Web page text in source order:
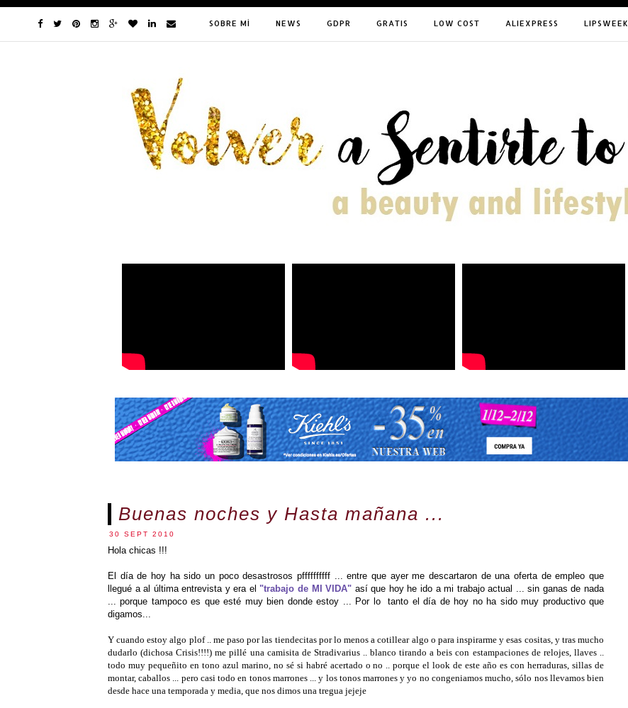
SOBRE MÍ NEWS GDPR GRATIS LOW COST ALIEXPRESS LIPSWEEK
Buenas noches y Hasta mañana ...
30 SEPT 2010
Hola chicas !!!
El día de hoy ha sido un poco desastrosos pffffffffff ... entre que ayer me descartaron de una oferta de empleo que
llegué a al última entrevista y era el "trabajo de MI VIDA" así que hoy he ido a mi trabajo actual ... sin ganas de nada
... porque tampoco es que esté muy bien donde estoy ... Por lo tanto el día de hoy no ha sido muy productivo que
digamos...
Y cuando estoy algo plof .. me paso por las tiendecitas por lo menos a cotillear algo o para inspirarme y esas cositas, y tras mucho
dudarlo (dichosa Crisis!!!!) me pillé una camisita de Stradivarius .. blanco tirando a beis con estampaciones de relojes, llaves ..
todo muy pequeñito en tono azul marino, no sé si habré acertado o no .. porque el look de este año es con herraduras, sillas de
montar, caballos ... pero casi todo en tonos marrones ... y los tonos marrones y yo no congeniamos mucho, sólo nos llevamos bien
desde hace una temporada y media, que nos dimos una tregua jejeje